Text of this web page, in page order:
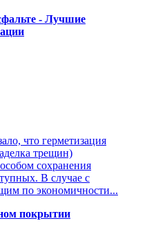
- Лучшие
что герметизация
трещин)
сохранения
В случае с
по экономичности...
покрытии